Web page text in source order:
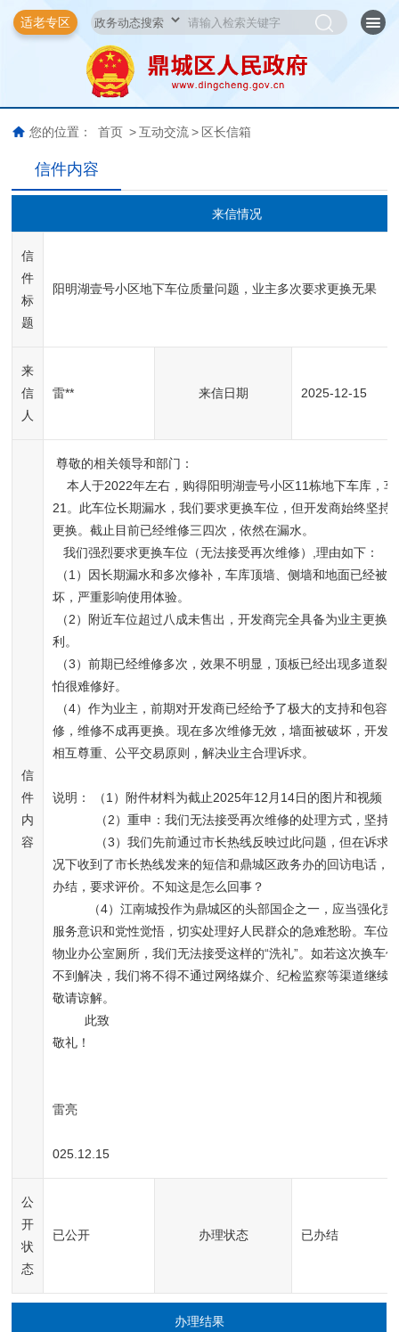
适老专区
您的位置： 首页 > 互动交流 > 区长信箱
信件内容
来信情况
信
件
标
题
阳明湖壹号小区地下车位质量问题，业主多次要求更换无果
来
信
人
雷** 来信日期 2025-12-15
信
件
内
容
尊敬的相关领导和部门：
    本人于2022年左右，购得阳明湖壹号小区11栋地下车库，车位号为E1
21。此车位长期漏水，我们要求更换车位，但开发商始终坚持
更换。截止目前已经维修三四次，依然在漏水。
   我们强烈要求更换车位（无法接受再次维修）,理由如下：
坏，严重影响使用体验。
利。
怕很难修好。
修，维修不成再更换。现在多次维修无效，墙面被破坏，开发
相互尊重、公平交易原则，解决业主合理诉求。
说明： （1）附件材料为截止2025年12月14日的图片和视频
况下收到了市长热线发来的短信和鼎城区政务办的回访电话，
办结，要求评价。不知这是怎么回事？
服务意识和党性觉悟，切实处理好人民群众的急难愁盼。车位
物业办公室厕所，我们无法接受这样的“洗礼”。如若这次换车
不到解决，我们将不得不通过网络媒介、纪检监察等渠道继续
敬请谅解。
敬礼！
雷亮
025.12.15
公
开
状
态
已公开 办理状态 已办结
办理结果